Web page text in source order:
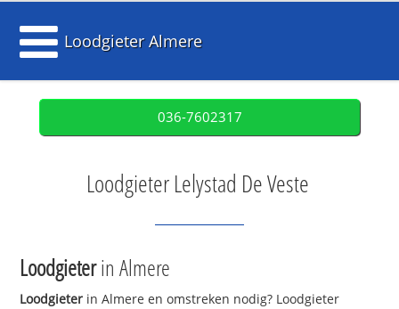
Loodgieter Almere
036-7602317
Loodgieter Lelystad De Veste
Loodgieterin Almere
Loodgieter in Almere en omstreken nodig? Loodgieter